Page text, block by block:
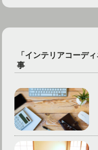
「インテリアコーデ
事